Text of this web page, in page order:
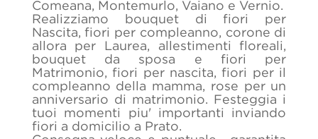
Comeana, Montemurlo, Vaiano e Vernio.
Realizziamo bouquet di fiori per
Nascita, fiori per compleanno, corone di
allora per Laurea, allestimenti floreali,
bouquet da sposa e fiori per
Matrimonio, fiori per nascita, fiori per il
compleanno della mamma, rose per un
anniversario di matrimonio. Festeggia i
tuoi momenti piu' importanti inviando
fiori a domicilio a Prato.